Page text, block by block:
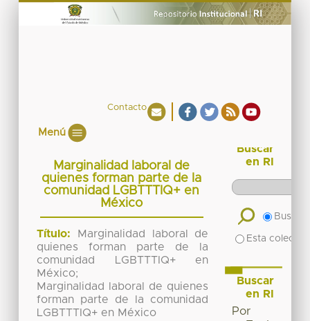
Contacto
Menú
Marginalidad laboral de
quienes forman parte de la
comunidad LGBTTTIQ+ en
México
Título:
Marginalidad laboral de
quienes forman parte de la
comunidad LGBTTTIQ+ en
México;
Marginalidad laboral de quienes
forman parte de la comunidad
LGBTTTIQ+ en México
Buscar
en RI
Buscar
Esta
Buscar
en RI
Por